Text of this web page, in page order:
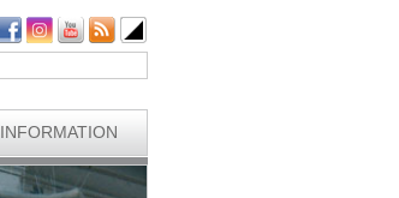
INFORMATION